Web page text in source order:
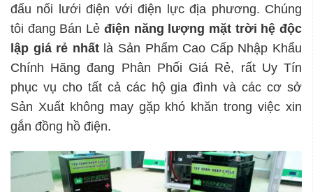
đấu nối lưới điện với điện lực địa phương. Chúng
tôi đang Bán Lẻ điện năng lượng mặt trời hệ độc
lập giá rẻ nhất là Sản Phẩm Cao Cấp Nhập Khẩu
Chính Hãng đang Phân Phối Giá Rẻ, rất Uy Tín
phục vụ cho tất cả các hộ gia đình và các cơ sở
Sản Xuất không may gặp khó khăn trong việc xin
gắn đồng hồ điện.